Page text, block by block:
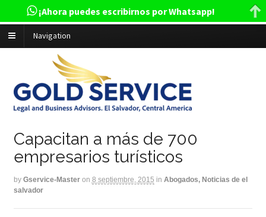
Navigation
Capacitan a más de 700
empresarios turísticos
by Gservice-Master on 8 septiembre, 2015 in Abogados, Noticias de el
salvador
¡Ahora puedes escribirnos por Whatsapp!